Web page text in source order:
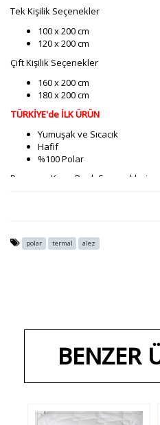
Tek Kişilik Seçenekler
100 x 200 cm
120 x 200 cm
Çift Kişilik Seçenekler
160 x 200 cm
180 x 200 cm
TÜRKİYE'de İLK ÜRÜN
Yumuşak ve Sıcacık
Hafif
%100 Polar
Beyaz ve Krem Renk Seçenekleri
polar termal alez
BENZER